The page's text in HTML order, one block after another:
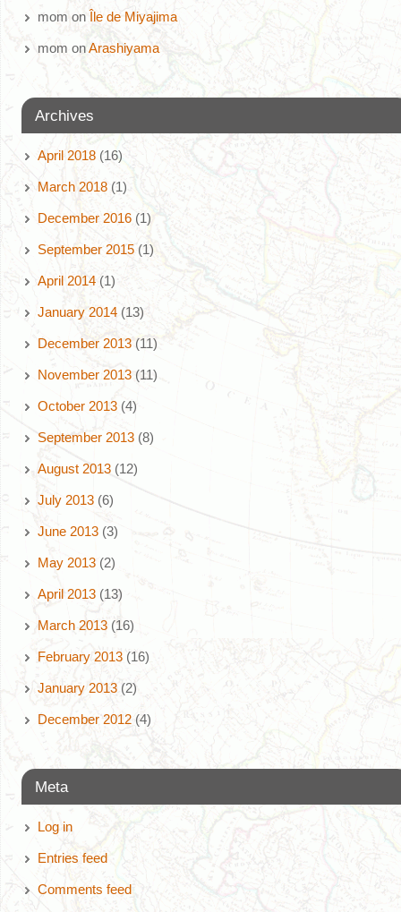
mom on Île de Miyajima
mom onArashiyama
Archives
April 2018(16)
March 2018(1)
December 2016(1)
September 2015(1)
April 2014(1)
January 2014(13)
December 2013(11)
November 2013(11)
October 2013(4)
September 2013(8)
August 2013(12)
July 2013(6)
June 2013(3)
May 2013(2)
April 2013(13)
March 2013(16)
February 2013(16)
January 2013(2)
December 2012(4)
Meta
Log in
Entries feed
Comments feed